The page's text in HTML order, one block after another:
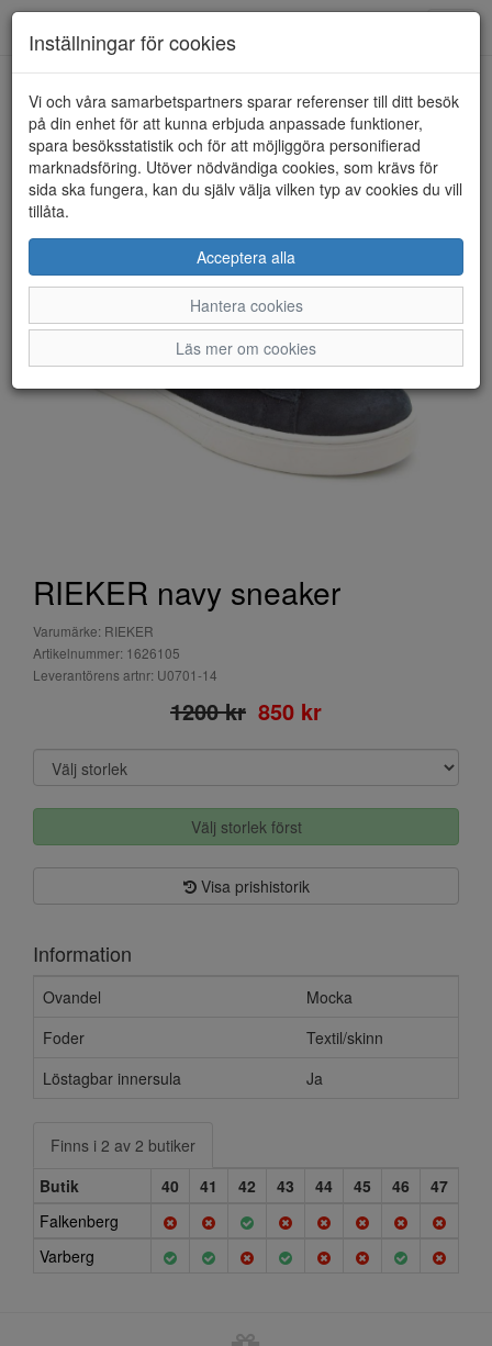
HEM RIEKER
RIEKER navy sneaker
Varumärke: RIEKER
Artikelnummer: 1626105
Leverantörens artnr: U0701-14
1200 kr 850 kr
Välj storlek först
Visa prishistorik
Information
Ovandel
Mocka
Foder
Textil/skinn
Löstagbar innersula
Ja
Finns i 2 av 2 butiker
Butik
40 41 42 43 44 45 46
47
Falkenberg
Varberg
Inställningar för cookies
Vi och våra samarbetspartners sparar referenser till ditt besök
på din enhet för att kunna erbjuda anpassade funktioner,
spara besöksstatistik och för att möjliggöra personifierad
marknadsföring. Utöver nödvändiga cookies, som krävs för
sida ska fungera, kan du själv välja vilken typ av cookies du vill
tillåta.
Acceptera alla
Hantera cookies
Läs mer om cookies